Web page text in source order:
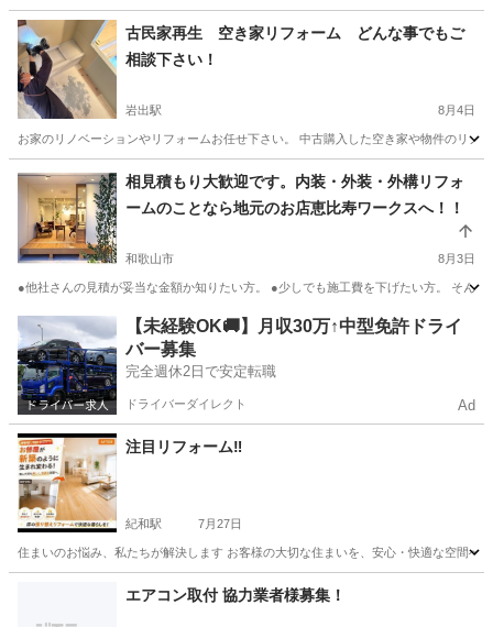
和歌山 有田郡 湯浅駅 リフォーム
古民家再生 空き家リフォーム どんな事でもご
相談下さい！
岩出駅 8月4日
お家のリノベーションやリフォームお任せ下さい。 中古購入した空き家や物件のリ
和歌山 岩出市 岩出駅 リフォーム 物件
相見積もり大歓迎です。内装・外装・外構リフォ
ームのことなら地元のお店恵比寿ワークスへ！！
和歌山市 8月3日
●他社さんの見積が妥当な金額か知りたい方。 ●少しでも施工費を下げたい方。 そん
和歌山市 リフォーム 大阪 泉佐野市 リフォーム
.com
【未経験OK🚚】月収30万↑中型免許ドライ
バー募集
完全週休2日で安定転職
ドライバーダイレクト Ad
注目リフォーム‼️
紀和駅 7月27日
住まいのお悩み、私たちが解決します お客様の大切な住まいを、安心・快適な空間
紀和駅 その他
エアコン取付 協力業者様募集！